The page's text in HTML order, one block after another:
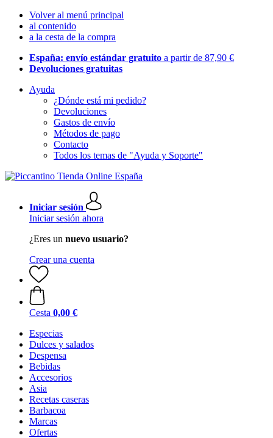
Volver al menú principal
al contenido
a la cesta de la compra
España: envío estándar gratuito a partir de 87,90 €
Devoluciones gratuitas
Ayuda
¿Dónde está mi pedido?
Devoluciones
Gastos de envío
Métodos de pago
Contacto
Todos los temas de "Ayuda y Soporte"
Iniciar sesión
Iniciar sesión ahora
¿Eres un nuevo usuario?
Crear una cuenta
Cesta 0,00 €
Especias
Dulces y salados
Despensa
Bebidas
Accesorios
Asia
Recetas caseras
Barbacoa
Marcas
Ofertas